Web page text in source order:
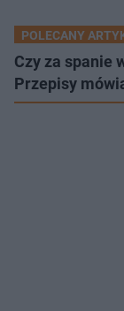
POLECANY
Czy za spanie
Przepisy